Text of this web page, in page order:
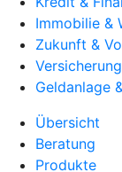
Immobilie &
Zukunft &
Geldanlage
Übersicht
Beratung
Produkte